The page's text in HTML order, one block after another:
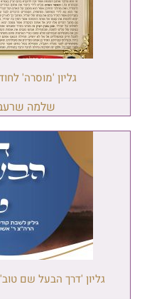
גליון 'מוסרה'
שלמה
גליון 'דרך הבעל שם